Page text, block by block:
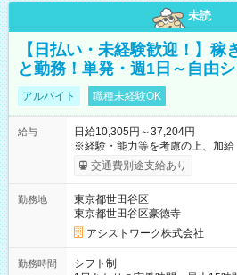
未読
【日払い・未経験歓迎！】稼
と勤務！単発・週1日～自由
アルバイト 職種未経験OK
給与
日給10,305円～37,204円
※経験・能力等を考慮の上、加給・優
間】試用期間なし
交通費別途支給あり
勤務地
東京都世田谷区
東京都世田谷区豪徳寺
アシストワーク株式会社
勤務時間
シフト制